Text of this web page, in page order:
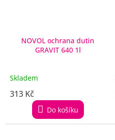
NOVOL ochrana dutin
GRAVIT 640 1l
Skladem
313 Kč
Do košíku